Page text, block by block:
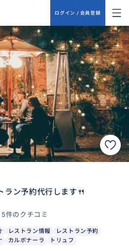
ログイン / 会員登録
ラン予約代行します🍴
5件のクチコミ
レストラン情報
レストラン予約
カルボナーラ
トリュフ